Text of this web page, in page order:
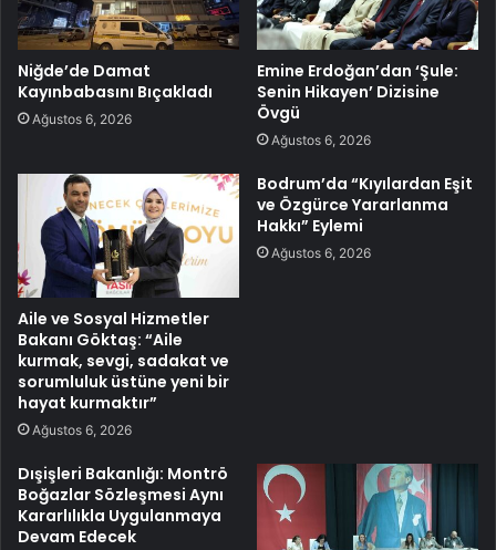
Niğde’de Damat
Kayınbabasını Bıçakladı
Ağustos 6, 2026
Emine Erdoğan’dan ‘Şule:
Senin Hikayen’ Dizisine
Övgü
Ağustos 6, 2026
Aile ve Sosyal Hizmetler
Bakanı Göktaş: “Aile
kurmak, sevgi, sadakat ve
sorumluluk üstüne yeni bir
hayat kurmaktır”
Ağustos 6, 2026
Bodrum’da “Kıyılardan Eşit
ve Özgürce Yararlanma
Hakkı” Eylemi
Ağustos 6, 2026
Dışişleri Bakanlığı: Montrö
Boğazlar Sözleşmesi Aynı
Kararlılıkla Uygulanmaya
Devam Edecek